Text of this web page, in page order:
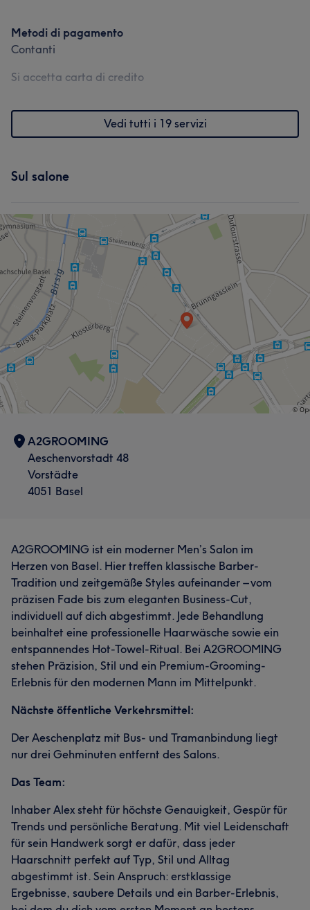
Metodi di pagamento
Contanti
Si accetta carta di credito
Vedi tutti i 19 servizi
Sul salone
A2GROOMING
Aeschenvorstadt 48
Vorstädte
4051 Basel
A2GROOMING ist ein moderner Men’s Salon im
Herzen von Basel. Hier treffen klassische Barber-
Tradition und zeitgemäße Styles aufeinander – vom
präzisen Fade bis zum eleganten Business-Cut,
individuell auf dich abgestimmt. Jede Behandlung
beinhaltet eine professionelle Haarwäsche sowie ein
entspannendes Hot-Towel-Ritual. Bei A2GROOMING
stehen Präzision, Stil und ein Premium-Grooming-
Erlebnis für den modernen Mann im Mittelpunkt.
Nächste öffentliche Verkehrsmittel:
Der Aeschenplatz mit Bus- und Tramanbindung liegt
nur drei Gehminuten entfernt des Salons.
Das Team:
Inhaber Alex steht für höchste Genauigkeit, Gespür für
Trends und persönliche Beratung. Mit viel Leidenschaft
für sein Handwerk sorgt er dafür, dass jeder
Haarschnitt perfekt auf Typ, Stil und Alltag
abgestimmt ist. Sein Anspruch: erstklassige
Ergebnisse, saubere Details und ein Barber-Erlebnis,